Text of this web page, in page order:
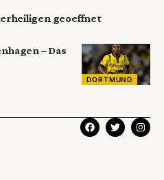
geoeffnet
DORTMUND
– Das